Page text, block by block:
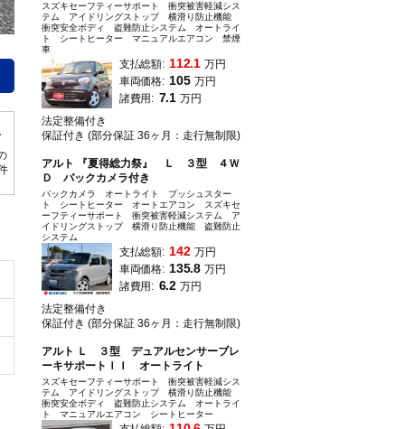
アルト
スズキセーフティーサポート 衝突被害軽減シス
テム アイドリングストップ 横滑り防止機能
衝突安全ボディ 盗難防止システム オートライ
ト シートヒーター マニュアルエアコン 禁煙
車
支払総額: 112.1 万円
車両価格: 105 万円
諸費用: 7.1 万円
法定整備付き
保証付き (部分保証 36ヶ月：走行無制限)
アルト 『夏得総力祭』 Ｌ ３型 ４Ｗ
Ｄ バックカメラ付き
バックカメラ オートライト プッシュスター
ト シートヒーター オートエアコン スズキセ
ーフティーサポート 衝突被害軽減システム ア
イドリングストップ 横滑り防止機能 盗難防止
システム
支払総額: 142 万円
車両価格: 135.8 万円
諸費用: 6.2 万円
法定整備付き
保証付き (部分保証 36ヶ月：走行無制限)
アルト Ｌ ３型 デュアルセンサーブレ
ーキサポートＩＩ オートライト
スズキセーフティーサポート 衝突被害軽減シス
テム アイドリングストップ 横滑り防止機能
衝突安全ボディ 盗難防止システム オートライ
ト マニュアルエアコン シートヒーター